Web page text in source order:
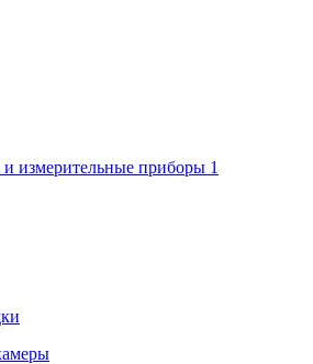
измерительные приборы 1